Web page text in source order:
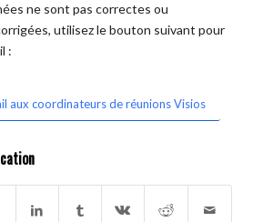
ne sont pas correctes ou
utilisez le bouton suivant pour
:
aux coordinateurs de réunions Visios